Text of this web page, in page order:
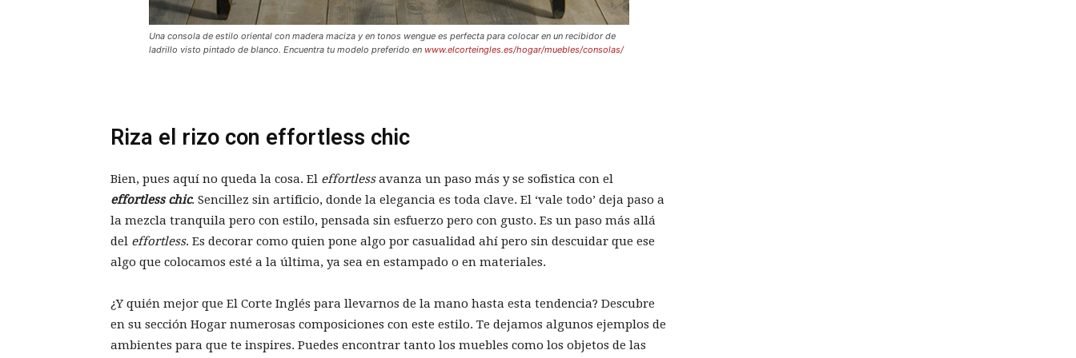
Una consola de estilo oriental con madera maciza y en tonos wengue es perfecta para colocar en un recibidor de
ladrillo visto pintado de blanco. Encuentra tu modelo preferido en www.elcorteingles.es/hogar/muebles/consolas/
Riza el rizo con effortless chic
Bien, pues aquí no queda la cosa. El effortlessavanza un paso más y se sofistica con el
effortless chic. Sencillez sin artificio, donde la elegancia es toda clave. El ‘vale todo’ deja paso a
la mezcla tranquila pero con estilo, pensada sin esfuerzo pero con gusto. Es un paso más allá
del effortless. Es decorar como quien pone algo por casualidad ahí pero sin descuidar que ese
algo que colocamos esté a la última, ya sea en estampado o en materiales.
¿Y quién mejor que El Corte Inglés para llevarnos de la mano hasta esta tendencia? Descubre
en su sección Hogar numerosas composiciones con este estilo. Te dejamos algunos ejemplos de
ambientes para que te inspires. Puedes encontrar tanto los muebles como los objetos de las